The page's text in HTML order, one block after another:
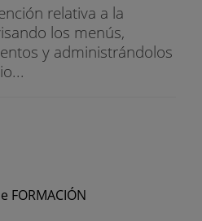
relativa a la
los menús,
y administrándolos